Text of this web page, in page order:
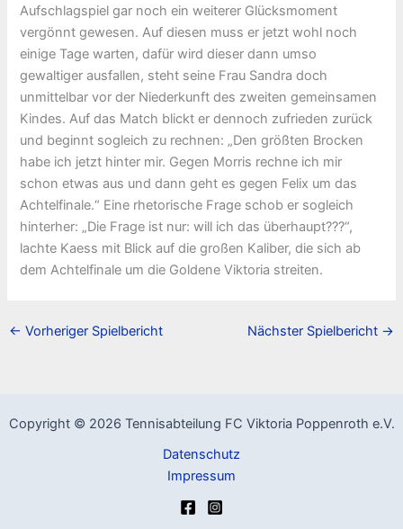
Aufschlagspiel gar noch ein weiterer Glücksmoment
vergönnt gewesen. Auf diesen muss er jetzt wohl noch
einige Tage warten, dafür wird dieser dann umso
gewaltiger ausfallen, steht seine Frau Sandra doch
unmittelbar vor der Niederkunft des zweiten gemeinsamen
Kindes. Auf das Match blickt er dennoch zufrieden zurück
und beginnt sogleich zu rechnen: „Den größten Brocken
habe ich jetzt hinter mir. Gegen Morris rechne ich mir
schon etwas aus und dann geht es gegen Felix um das
Achtelfinale.“ Eine rhetorische Frage schob er sogleich
hinterher: „Die Frage ist nur: will ich das überhaupt???“,
lachte Kaess mit Blick auf die großen Kaliber, die sich ab
dem Achtelfinale um die Goldene Viktoria streiten.
← Vorheriger Spielbericht Nächster Spielbericht →
Copyright © 2026 Tennisabteilung FC Viktoria Poppenroth e.V.
Datenschutz
Impressum